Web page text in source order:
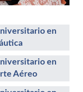
en
en
Aéreo